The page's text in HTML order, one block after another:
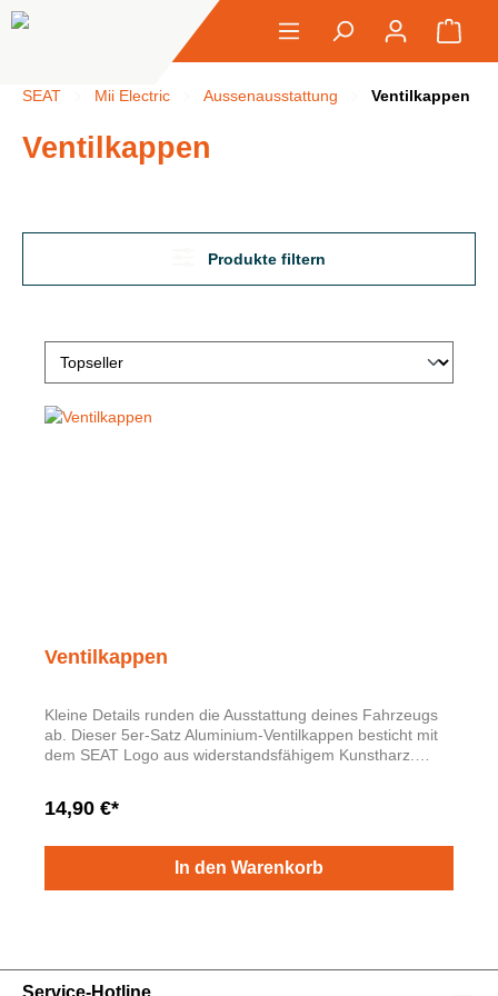
springen
SEAT Mii Electric Aussenausstattung Ventilkappen
Ventilkappen
Produkte filtern
Ventilkappen
Kleine Details runden die Ausstattung deines Fahrzeugs
ab. Dieser 5er-Satz Aluminium-Ventilkappen besticht mit
dem SEAT Logo aus widerstandsfähigem Kunstharz.
14,90 €*
In den Warenkorb
Service-Hotline